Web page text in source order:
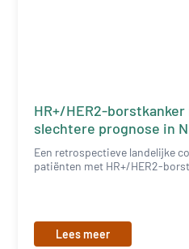
HR+/HER2-
slechtere prognose in
Een retrospectieve landelijke
patiënten met HR+/HER2-
Lees meer